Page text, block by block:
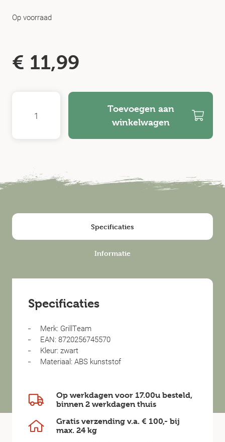
Op voorraad
€ 11,99
Toevoegen aan
winkelwagen
Specificaties
Informatie
Specificaties
Merk: GrillTeam
EAN: 8720256745570
Kleur: zwart
Materiaal: ABS kunststof
Op werkdagen voor 17.00u besteld,
binnen 2 werkdagen thuis
Gratis verzending v.a. € 100,- bij
max. 24 kg